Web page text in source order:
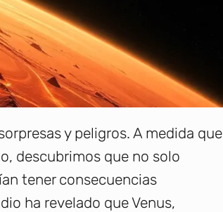
y peligros. A medida que
descubrimos que no solo
tener consecuencias
ha revelado que Venus,